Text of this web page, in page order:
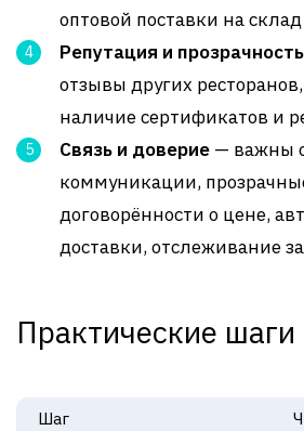
оптовой поставки на
Репутация и прозрачность
отзывы других
наличие сертификатов и
Связь и доверие — важны
коммуникации,
договорённости о цене,
доставки, отслеживание
Практические
Шаг